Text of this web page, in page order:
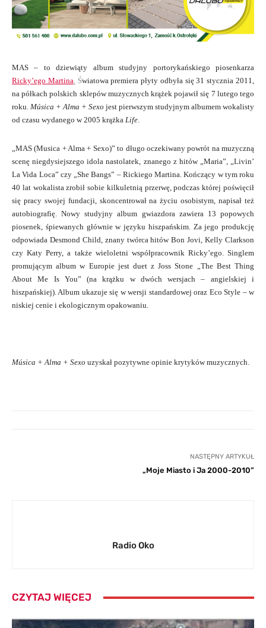
MAS – to dziewiąty album studyjny portorykańskiego piosenkarza
Ricky’ego Martina.Światowa premiera płyty odbyła się 31 stycznia 2011,
na półkach polskich sklepów muzycznych krążek pojawił się 7 lutego tego
roku. Música + Alma + Sexo jest pierwszym studyjnym albumem wokalisty
od czasu wydanego w 2005 krążka Life.
„MAS (Musica + Alma + Sexo)” to długo oczekiwany powrót na muzyczną
scenę niegdysiejszego idola nastolatek, znanego z hitów „Maria”, „Livin’
La Vida Loca” czy „She Bangs” – Rickiego Martina. Kończący w tym roku
40 lat wokalista zrobił sobie kilkuletnią przerwę, podczas której poświęcił
się pracy swojej fundacji, skoncentrował na życiu osobistym, napisał też
autobiografię. Nowy studyjny album gwiazdora zawiera 13 popowych
piosenek, śpiewanych głównie w języku hiszpańskim. Za jego produkcję
odpowiada Desmond Child, znany twórca hitów Bon Jovi, Kelly Clarkson
czy Katy Perry, a także wieloletni współpracownik Ricky’ego. Singlem
promującym album w Europie jest duet z Joss Stone „The Best Thing
About Me Is You” (na krążku w dwóch wersjach – angielskiej i
hiszpańskiej). Album ukazuje się w wersji standardowej oraz Eco Style – w
niskiej cenie i ekologicznym opakowaniu.
Música + Alma + Sexo uzyskał pozytywne opinie krytyków muzycznych.
NASTĘPNY ARTYKUŁ
„Moje Miasto i Ja 2000-2010”
Radio Oko
CZYTAJ WIĘCEJ